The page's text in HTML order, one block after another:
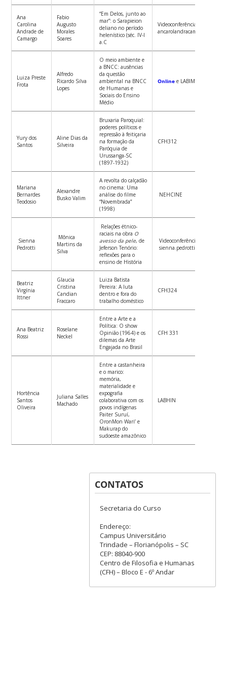
Ana
Carolina
Andrade de
Camargo
Fabio
Augusto
Morales
Soares
“Em Delos, junto ao
mar”: o Sarapieion
deliano no período
helenístico (séc. IV-I
a.C
Videoconferência (link com:
Luiza Preste
Frota
Alfredo
Ricardo Silva
Lopes
O meio ambiente e
a BNCC: ausências
da questão
ambiental na BNCC
de Humanas e
Sociais do Ensino
Médio
Online e LABIMHA
Yury dos
Santos
Aline Dias da
Silveira
Bruxaria Paroquial:
poderes políticos e
repressão à feitiçaria
na formação da
Paróquia de
Urussanga-SC
(1897-1932)
CFH312
Mariana
Bernardes
Teodosio
Alexandre
Busko Valim
A revolta do calçadão
no cinema: Uma
análise do filme
“Novembrada”
(1998)
NEHCINE
Sienna
Pedrotti
Mônica
Martins da
Silva
Relações étnico-
raciais na obra O
avesso da pele, de
Jeferson Tenório:
reflexões para o
ensino de História
Videoconferência (link com:
sienna.pedrotti@gmail.com)
Beatriz
Virgínia
Ittner
Glaucia
Cristina
Candian
Fraccaro
Luiza Batista
Pereira: A luta
dentro e fora do
trabalho doméstico
CFH324
Ana Beatriz
Rossi
Roselane
Neckel
Entre a Arte e a
Política: O show
Opinião (1964) e os
dilemas da Arte
Engajada no Brasil
CFH 331
Hortência
Santos
Oliveira
Juliana Salles
Machado
Entre a castanheira
e o marico:
memória,
materialidade e
expografia
colaborativa com os
povos indígenas
Paiter Suruí,
OronMon Wari’ e
Makurap do
sudoeste amazônico
LABHIN
CONTATOS
Secretaria do Curso
Endereço:
Campus Universitário
Trindade – Florianópolis – SC
CEP: 88040-900
Centro de Filosofia e Humanas
(CFH) – Bloco E - 6º Andar